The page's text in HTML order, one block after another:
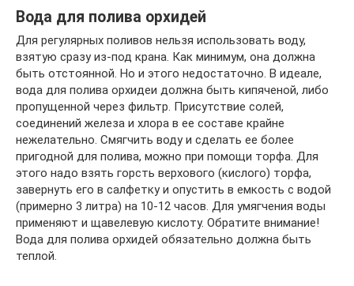
Вода для полива орхидей
Для регулярных поливов нельзя использовать воду,
взятую сразу из-под крана. Как минимум, она должна
быть отстоянной. Но и этого недостаточно. В идеале,
вода для полива орхидеи должна быть кипяченой, либо
пропущенной через фильтр. Присутствие солей,
соединений железа и хлора в ее составе крайне
нежелательно. Смягчить воду и сделать ее более
пригодной для полива, можно при помощи торфа. Для
этого надо взять горсть верхового (кислого) торфа,
завернуть его в салфетку и опустить в емкость с водой
(примерно 3 литра) на 10-12 часов. Для умягчения воды
применяют и щавелевую кислоту. Обратите внимание!
Вода для полива орхидей обязательно должна быть
теплой.